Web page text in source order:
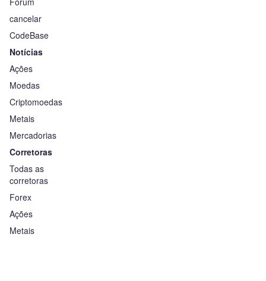
cancelar
CodeBase
Notícias
Ações
Moedas
Criptomoedas
Metais
Mercadorias
Corretoras
Todas as
corretoras
Forex
Ações
Metais